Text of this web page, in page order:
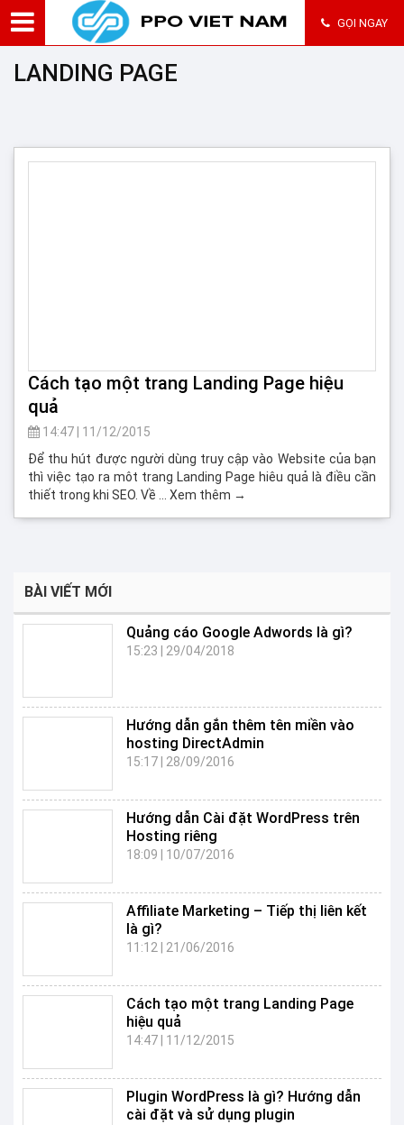
GỌI NGAY
LANDING PAGE
Cách tạo một trang Landing Page hiệu
quả
14:47
11/12/2015
Để thu hút được người dùng truy cập vào Website của bạn
thì việc tạo ra môt trang Landing Page hiêu quả là điều cần
thiết trong khi SEO. Về … Xem thêm →
BÀI VIẾT MỚI
Quảng cáo Google Adwords là gì?
15:23 29/04/2018
Hướng dẫn gắn thêm tên miền vào
hosting DirectAdmin
15:17| 28/09/2016
Hướng dẫn Cài đặt WordPress trên
Hosting riêng
18:09 10/07/2016
Affiliate Marketing – Tiếp thị liên kết
là gì?
11:12 21/06/2016
Cách tạo một trang Landing Page
hiệu quả
14:47| 11/12/2015
Plugin WordPress là gì? Hướng dẫn
cài đặt và sử dụng plugin